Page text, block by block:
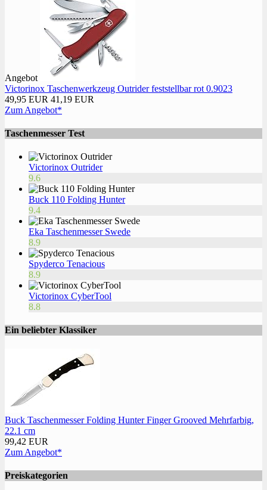
Angebot
Victorinox Taschenwerkzeug Outrider feststellbar rot 0.9023
49,95 EUR 41,19 EUR
Zum Angebot*
Taschenmesser Test
Victorinox Outrider
9.6
Buck 110 Folding Hunter
9.4
Eka Taschenmesser Swede
8.9
Spyderco Tenacious
8.9
Victorinox CyberTool
8.8
Ein beliebter Klassiker
Buck Taschenmesser Folding Hunter Finger Grooved Mehrfarbig,
22.1 cm
99,42 EUR
Zum Angebot*
Preiskategorien